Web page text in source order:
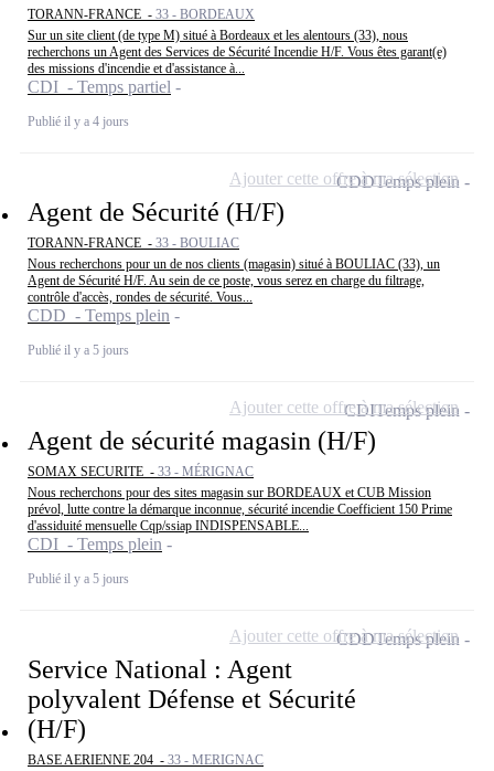
TORANN-FRANCE - 33 - BORDEAUX
Sur un site client (de type M) situé à Bordeaux et les alentours (33), nous
recherchons un Agent des Services de Sécurité Incendie H/F. Vous êtes garant(e)
des missions d'incendie et d'assistance à...
CDI - Temps partiel
Publié il y a 4 jours
Agent de Sécurité (H/F)
TORANN-FRANCE - 33 - BOULIAC
Nous recherchons pour un de nos clients (magasin) situé à BOULIAC (33), un
Agent de Sécurité H/F. Au sein de ce poste, vous serez en charge du filtrage,
contrôle d'accès, rondes de sécurité. Vous...
CDD - Temps plein
Publié il y a 5 jours
CDDTemps plein
Ajouter cette offre à ma sélection
Agent de sécurité magasin (H/F)
SOMAX SECURITE - 33 - MÉRIGNAC
Nous recherchons pour des sites magasin sur BORDEAUX et CUB Mission
prévol, lutte contre la démarque inconnue, sécurité incendie Coefficient 150 Prime
d'assiduité mensuelle Cqp/ssiap INDISPENSABLE...
CDI - Temps plein
Publié il y a 5 jours
CDITemps plein
Ajouter cette offre à ma sélection
Service National : Agent
polyvalent Défense et Sécurité
(H/F)
BASE AERIENNE 204 - 33 - MERIGNAC
CDDTemps plein
Ajouter cette offre à ma sélection